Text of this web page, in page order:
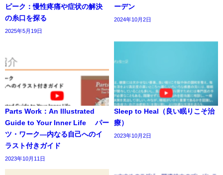
ピーク：慢性疼痛や症状の解決
の糸口を探る
2025年5月19日
ーデン
2024年10月2日
Parts Work：An Illustrated
Guide to Your Inner Life パー
ツ・ワーク―内なる自己へのイ
ラスト付きガイド
2023年10月11日
Sleep to Heal（良い眠りこそ治
療）
2023年10月2日